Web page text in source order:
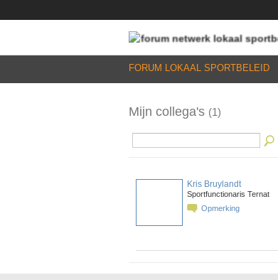
FORUM LOKAAL SPORTBELEID
Mijn collega's (1)
Kris Bruylandt
Sportfunctionaris Ternat
Opmerking